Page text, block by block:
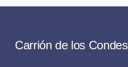
Carrión de los Condes